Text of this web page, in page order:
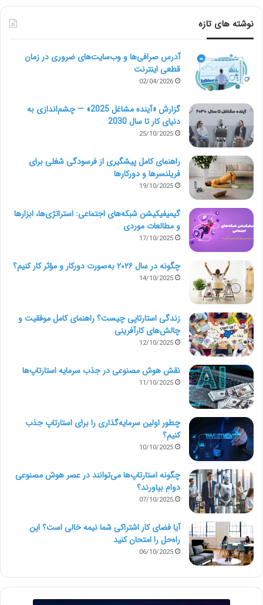
نوشته های تازه
آدرس صرافی‌ها و وب‌سایت‌های ضروری در زمان
قطعی اینترنت
02/04/2026
گزارش «آینده مشاغل 2025» — چشم‌اندازی به
دنیای کار تا سال 2030
25/10/2025
راهنمای کامل پیشگیری از فرسودگی شغلی برای
فریلنسرها و دورکارها
19/10/2025
گیمیفیکیشن شبکه‌های اجتماعی: استراتژی‌ها، ابزارها
و مطالعات موردی
17/10/2025
چگونه در سال ۲۰۲۶ به‌صورت دورکار و مؤثر کار کنیم؟
14/10/2025
زندگی استارتاپی چیست؟ راهنمای کامل موفقیت و
چالش‌های کارآفرینی
12/10/2025
نقش هوش مصنوعی در جذب سرمایه استارتاپ‌ها
11/10/2025
چطور اولین سرمایه‌گذاری را برای استارتاپ جذب
کنیم؟
10/10/2025
چگونه استارتاپ‌ها می‌توانند در عصر هوش مصنوعی
دوام بیاورند؟
07/10/2025
آیا فضای کار اشتراکی شما نیمه‌ خالی است؟ این
راه‌حل را امتحان کنید
06/10/2025